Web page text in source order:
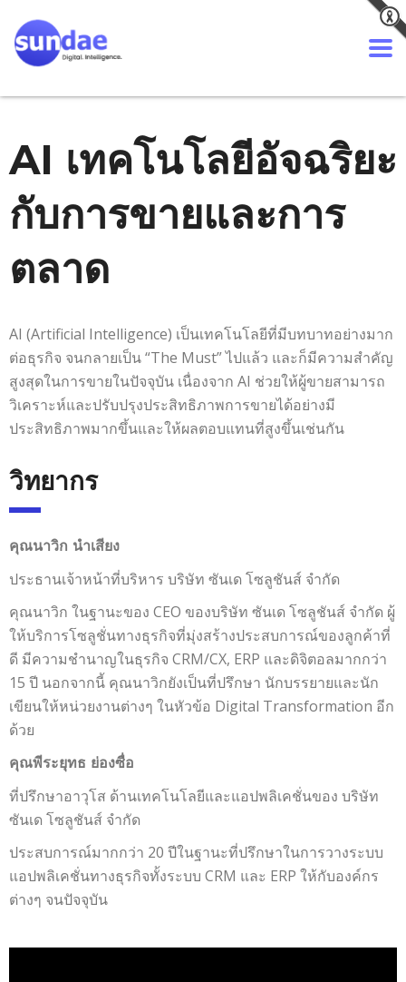
AI เทคโนโลยีอัจฉริยะ
กับการขายและการ
ตลาด
AI (Artificial Intelligence) เป็นเทคโนโลยีที่มีบทบาทอย่างมาก
ต่อธุรกิจ จนกลายเป็น “The Must” ไปแล้ว และก็มีความสำคัญ
สูงสุดในการขายในปัจจุบัน เนื่องจาก AI ช่วยให้ผู้ขายสามารถ
วิเคราะห์และปรับปรุงประสิทธิภาพการขายได้อย่างมี
ประสิทธิภาพมากขึ้นและให้ผลตอบแทนที่สูงขึ้นเช่นกัน
วิทยากร
คุณนาวิก นำเสียง
ประธานเจ้าหน้าที่บริหาร บริษัท ซันเด โซลูชันส์ จำกัด
คุณนาวิก ในฐานะของ CEO ของบริษัท ซันเด โซลูชันส์ จำกัด ผู้
ให้บริการโซลูชั่นทางธุรกิจที่มุ่งสร้างประสบการณ์ของลูกค้าที่
ดี มีความชำนาญในธุรกิจ CRM/CX, ERP และดิจิตอลมากกว่า
15 ปี นอกจากนี้ คุณนาวิกยังเป็นที่ปรึกษา นักบรรยายและนัก
เขียนให้หน่วยงานต่างๆ ในหัวข้อ Digital Transformation อีก
ด้วย
คุณพีระยุทธ ย่องซื่อ
ที่ปรึกษาอาวุโส ด้านเทคโนโลยีและแอปพลิเคชั่นของ บริษัท
ซันเด โซลูชันส์ จำกัด
ประสบการณ์มากกว่า 20 ปีในฐานะที่ปรึกษาในการวางระบบ
แอปพลิเคชั่นทางธุรกิจทั้งระบบ CRM และ ERP ให้กับองค์กร
ต่างๆ จนปัจจุบัน